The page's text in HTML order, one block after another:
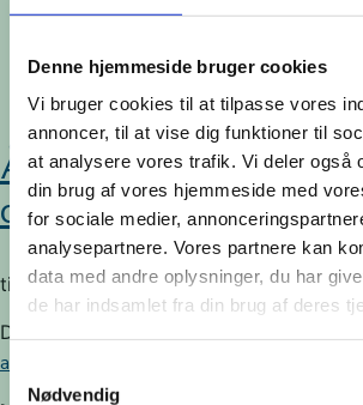
Denne hjemmeside bruger cookies
Vi bruger cookies til at tilpasse vores
annoncer, til at vise dig funktioner til
at analysere vores trafik. Vi deler også
din brug af vores hjemmeside med
for sociale medier,
analysepartnere. Vores partnere kan
data med andre oplysninger, du har
de har indsamlet fra din brug af deres
Samtykkevalg
Nødvendig
Åbent kursus – Om
og sprogbrug – 3.
tirsdag, juni 11th, 2024
Den 3. september 2024 holder vi kurset:
at være brobygger – om brobygning og